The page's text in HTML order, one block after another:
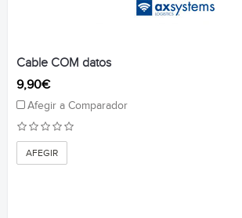
Cable COM datos
9,90€
Afegir a Comparador
AFEGIR